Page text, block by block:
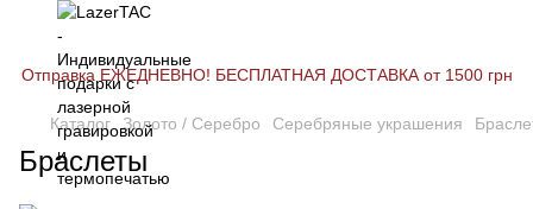
Отправка ЕЖЕДНЕВНО! БЕСПЛАТНАЯ ДОСТАВКА от 1500 грн
Каталог Золото / Серебро Серебряные украшения
Браслеты